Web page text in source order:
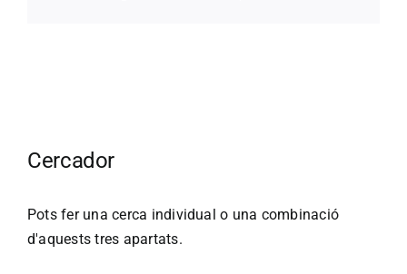
Cercador
Pots fer una cerca individual o una combinació
d'aquests tres apartats.